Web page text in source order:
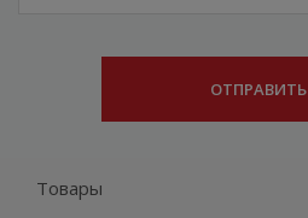
Товары